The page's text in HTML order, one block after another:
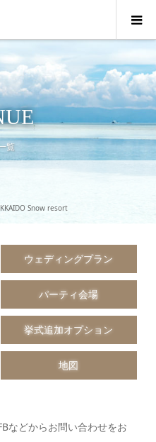
覧
Snow resort
ウェディングプラン
パーティ会場
挙式追加オプション
地図
などからお問い合わせをお